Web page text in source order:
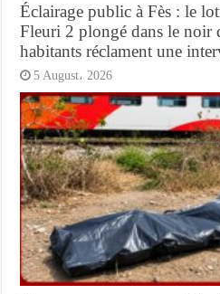
Éclairage public à Fès : le
Fleuri 2 plongé dans le noir
habitants réclament une
5 August، 2026